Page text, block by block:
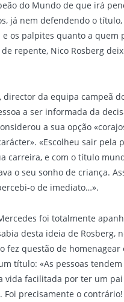
do Mundo de que irá
já nem defendendo o
e os palpites quanto a quem
repente, Nico Rosberg
director da equipa campeã
a ser informada da
a sua opção
«Escolheu sair pela
carreira, e com o título
o seu sonho de criança.
o de imediato…».
foi totalmente
desta ideia de Rosberg,
fez questão de
título: «As pessoas
vida facilitada por ter um
Foi precisamente o